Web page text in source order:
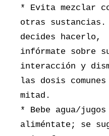
* Evita mezclar
otras
decides hacerlo,
infórmate sobre
interacción y
las dosis
mitad.
* Bebe agua/
aliméntate; se